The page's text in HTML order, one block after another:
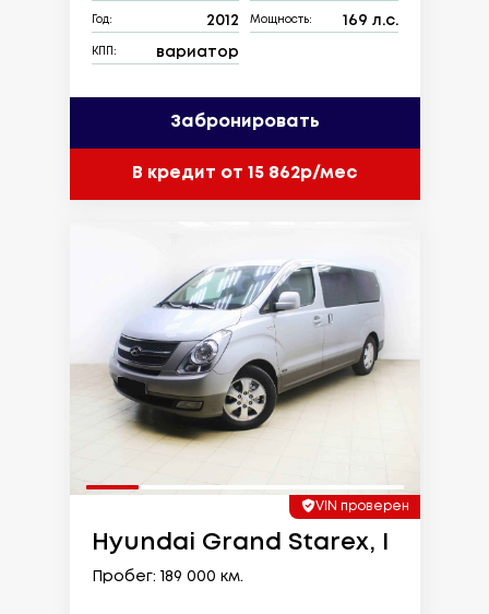
Год: 2012 Мощность: 169 л.с.
КПП: вариатор
Забронировать
В кредит от 15 862р/мес
VIN проверен
Hyundai Grand Starex, I
Пробег: 189 000 км.